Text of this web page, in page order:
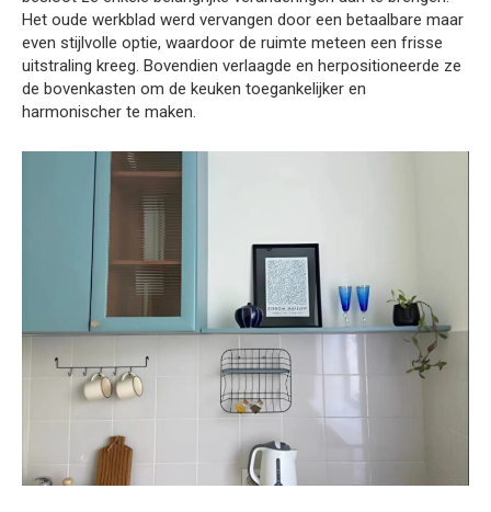
Het oude werkblad werd vervangen door een betaalbare maar
even stijlvolle optie, waardoor de ruimte meteen een frisse
uitstraling kreeg. Bovendien verlaagde en herpositioneerde ze
de bovenkasten om de keuken toegankelijker en
harmonischer te maken.